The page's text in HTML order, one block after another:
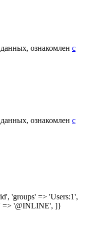
ознакомлен с
ознакомлен с
'groups' => 'Users:1',
=> '@INLINE', ]}